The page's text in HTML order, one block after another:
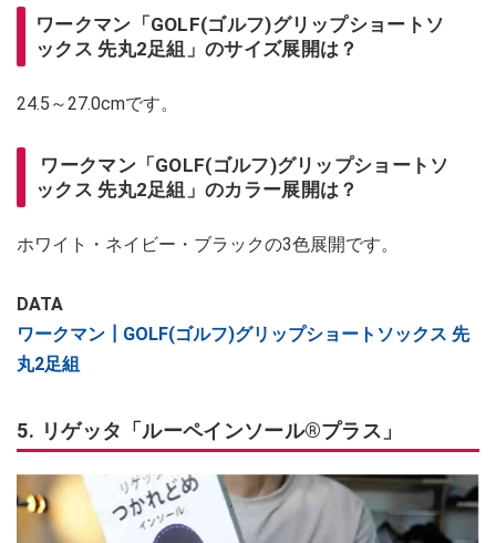
ワークマン「GOLF(ゴルフ)グリップショートソ
ックス 先丸2足組」のサイズ展開は？
24.5～27.0cmです。
ワークマン「GOLF(ゴルフ)グリップショートソ
ックス 先丸2足組」のカラー展開は？
ホワイト・ネイビー・ブラックの3色展開です。
DATA
ワークマン┃GOLF(ゴルフ)グリップショートソックス 先
丸2足組
5. リゲッタ「ルーペインソール®プラス」